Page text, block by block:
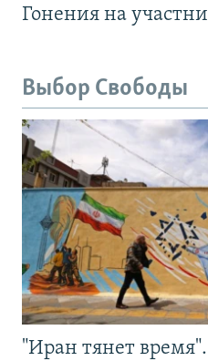
Гонения на
Выбор Свободы
"Иран тянет